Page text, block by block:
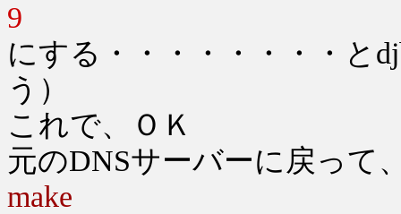
9
にする・・・・・・・・と
う）
これで、ＯＫ
元のDNSサーバーに戻って
make